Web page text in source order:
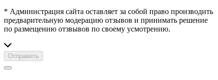
* Администрация сайта оставляет за собой право производить
предварительную модерацию отзывов и принимать решение
по размещению отзвывов по своему усмотрению.
Отправить